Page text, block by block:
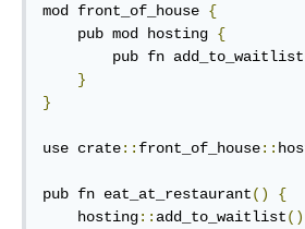
mod front_of_house {
    pub mod hosting
{
        pub fn add_to_waitlist
}
}
use crate:: front_of_house::
pub fn eat_at_restaurant()
{
    hosting
:: add_to_waitlist